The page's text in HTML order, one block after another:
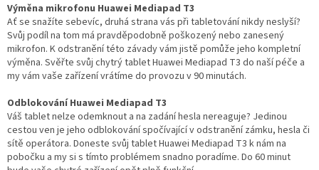
Výměna mikrofonu Huawei Mediapad T3
Ať se snažíte sebevíc, druhá strana vás při tabletování nikdy neslyší?
Svůj podíl na tom má pravděpodobně poškozený nebo zanesený
mikrofon. K odstranění této závady vám jistě pomůže jeho kompletní
výměna. Svěřte svůj chytrý tablet Huawei Mediapad T3 do naší péče a
my vám vaše zařízení vrátíme do provozu v 90 minutách.
Odblokování Huawei Mediapad T3
Váš tablet nelze odemknout a na zadání hesla nereaguje? Jedinou
cestou ven je jeho odblokování spočívající v odstranění zámku, hesla či
sítě operátora. Doneste svůj tablet Huawei Mediapad T3 k nám na
pobočku a my si s tímto problémem snadno poradíme. Do 60 minut